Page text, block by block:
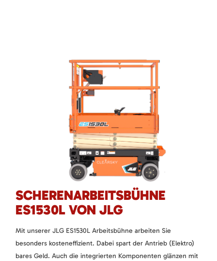
SCHERENARBEITSBÜHNE
ES1530L VON JLG
Mit unserer JLG ES1530L Arbeitsbühne arbeiten Sie
besonders kosteneffizient. Dabei spart der Antrieb (Elektro)
bares Geld. Auch die integrierten Komponenten glänzen mit